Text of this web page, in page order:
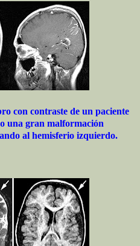
con contraste de un paciente
una gran malformación
al hemisferio izquierdo.